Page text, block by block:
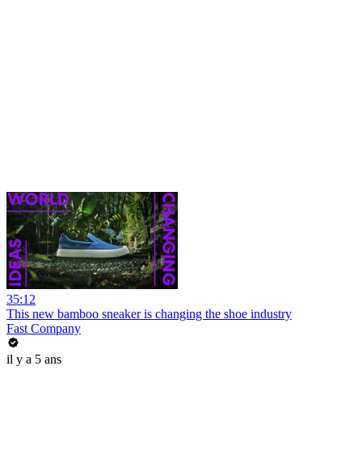
35:12
This new bamboo sneaker is changing the shoe industry
Fast Company
il y a 5 ans